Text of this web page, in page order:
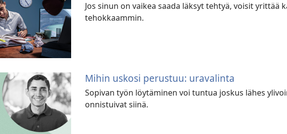
Jos sinun on vaikea saada läksyt tehtyä, voisit yrittää
tehokkaammin.
Mihin uskosi perustuu: uravalinta
Sopivan työn löytäminen voi tuntua joskus lähes
onnistuivat siinä.